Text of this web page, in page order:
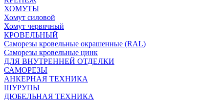
ХОМУТЫ
Хомут силовой
Хомут червячный
КРОВЕЛЬНЫЙ
Саморезы кровельные окрашенные (RAL)
Саморезы кровельные цинк
ДЛЯ ВНУТРЕННЕЙ ОТДЕЛКИ
САМОРЕЗЫ
АНКЕРНАЯ ТЕХНИКА
ШУРУПЫ
ДЮБЕЛЬНАЯ ТЕХНИКА